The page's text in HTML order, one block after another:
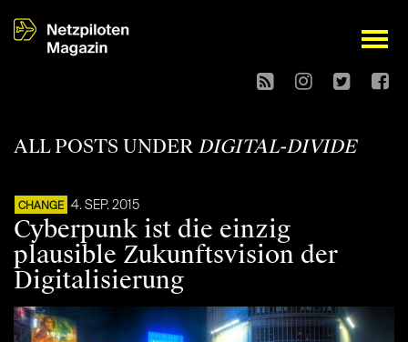
open
ALL POSTS UNDER DIGITAL-DIVIDE
CHANGE 4. SEP. 2015
Cyberpunk ist die einzig
plausible Zukunftsvision der
Digitalisierung